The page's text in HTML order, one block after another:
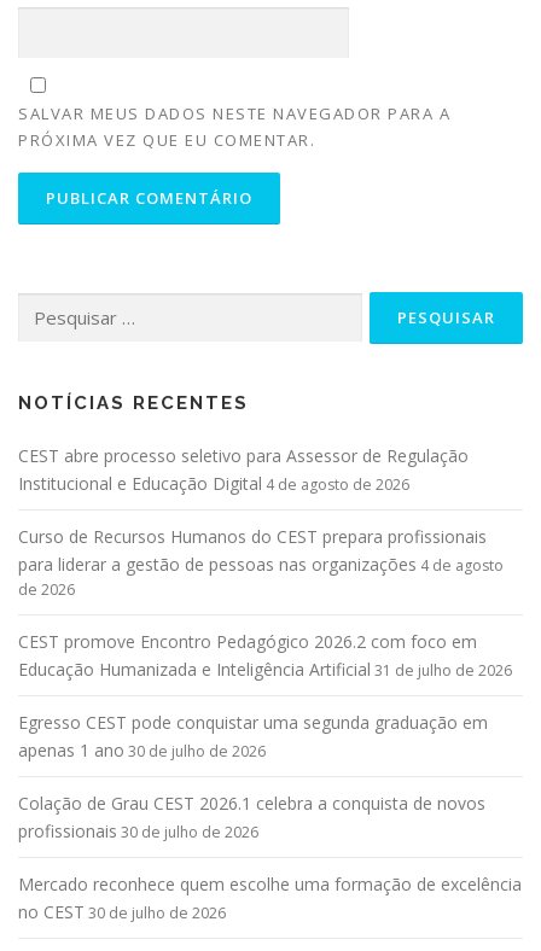
SALVAR MEUS DADOS NESTE NAVEGADOR PARA A
PRÓXIMA VEZ QUE EU COMENTAR.
NOTÍCIAS RECENTES
CEST abre processo seletivo para Assessor de Regulação
Institucional e Educação Digital 4 de agosto de 2026
Curso de Recursos Humanos do CEST prepara profissionais
para liderar a gestão de pessoas nas organizações 4 de agosto
de 2026
CEST promove Encontro Pedagógico 2026.2 com foco em
Educação Humanizada e Inteligência Artificial 31 de julho de 2026
Egresso CEST pode conquistar uma segunda graduação em
apenas 1 ano 30 de julho de 2026
Colação de Grau CEST 2026.1 celebra a conquista de novos
profissionais 30 de julho de 2026
Mercado reconhece quem escolhe uma formação de excelência
no CEST 30 de julho de 2026